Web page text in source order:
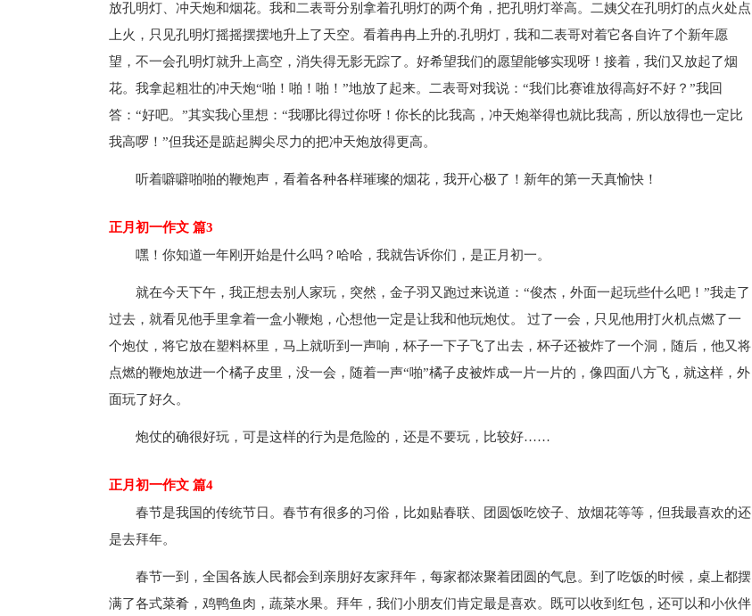
放孔明灯、冲天炮和烟花。我和二表哥分别拿着孔明灯的两个角，把孔明灯举高。二姨父在孔明灯的点火处点
上火，只见孔明灯摇摇摆摆地升上了天空。看着冉冉上升的.孔明灯，我和二表哥对着它各自许了个新年愿
望，不一会孔明灯就升上高空，消失得无影无踪了。好希望我们的愿望能够实现呀！接着，我们又放起了烟
花。我拿起粗壮的冲天炮“啪！啪！啪！”地放了起来。二表哥对我说：“我们比赛谁放得高好不好？”我回
答：“好吧。”其实我心里想：“我哪比得过你呀！你长的比我高，冲天炮举得也就比我高，所以放得也一定比
我高啰！”但我还是踮起脚尖尽力的把冲天炮放得更高。
听着噼噼啪啪的鞭炮声，看着各种各样璀璨的烟花，我开心极了！新年的第一天真愉快！
正月初一作文 篇3
嘿！你知道一年刚开始是什么吗？哈哈，我就告诉你们，是正月初一。
就在今天下午，我正想去别人家玩，突然，金子羽又跑过来说道：“俊杰，外面一起玩些什么吧！”我走了
过去，就看见他手里拿着一盒小鞭炮，心想他一定是让我和他玩炮仗。 过了一会，只见他用打火机点燃了一
个炮仗，将它放在塑料杯里，马上就听到一声响，杯子一下子飞了出去，杯子还被炸了一个洞，随后，他又将
点燃的鞭炮放进一个橘子皮里，没一会，随着一声“啪”橘子皮被炸成一片一片的，像四面八方飞，就这样，外
面玩了好久。
炮仗的确很好玩，可是这样的行为是危险的，还是不要玩，比较好……
正月初一作文 篇4
春节是我国的传统节日。春节有很多的习俗，比如贴春联、团圆饭吃饺子、放烟花等等，但我最喜欢的还
是去拜年。
春节一到，全国各族人民都会到亲朋好友家拜年，每家都浓聚着团圆的气息。到了吃饭的时候，桌上都摆
满了各式菜肴，鸡鸭鱼肉，蔬菜水果。拜年，我们小朋友们肯定最是喜欢。既可以收到红包，还可以和小伙伴